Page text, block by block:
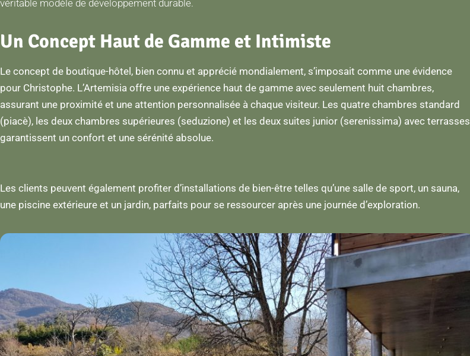
véritable modèle de développement durable.
Un Concept Haut de Gamme et Intimiste
Le concept de boutique-hôtel, bien connu et apprécié mondialement, s’imposait comme une évidence
pour Christophe. L’Artemisia offre une expérience haut de gamme avec seulement huit chambres,
assurant une proximité et une attention personnalisée à chaque visiteur. Les quatre chambres standard
(piacè), les deux chambres supérieures (seduzione) et les deux suites junior (serenissima) avec terrasses
garantissent un confort et une sérénité absolue.
Les clients peuvent également profiter d’installations de bien-être telles qu’une salle de sport, un sauna,
une piscine extérieure et un jardin, parfaits pour se ressourcer après une journée d’exploration.